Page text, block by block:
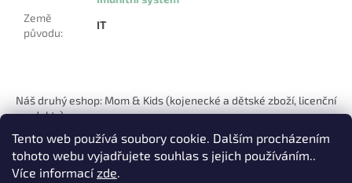
Tento web používá soubory cookie. Dalším procházením
tohoto webu vyjadřujete souhlas s jejich používáním..
Více informacízde.
Země
původu:
IT
p
Náš druhý eshop: Mom & Kids (kojenecké a dětské zboží, licenční
produkty)